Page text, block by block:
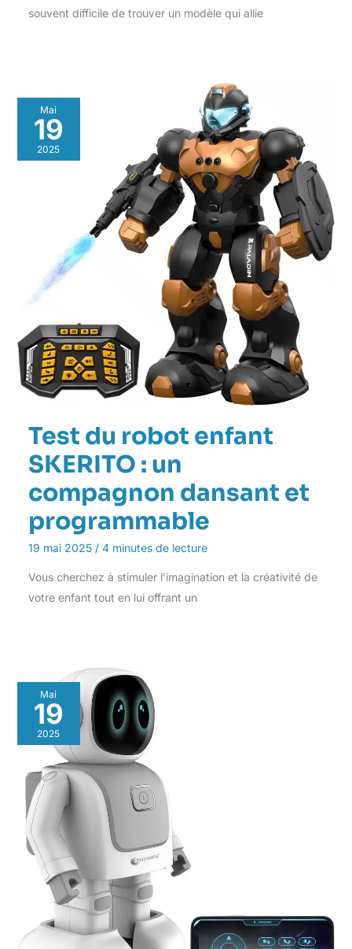
souvent difficile de trouver un modèle qui allie
Mai
19
2025
Test du robot enfant
SKERITO : un
compagnon dansant et
programmable
19 mai 2025 / 4 minutes de lecture
Vous cherchez à stimuler l’imagination et la créativité de
votre enfant tout en lui offrant un
Mai
19
2025